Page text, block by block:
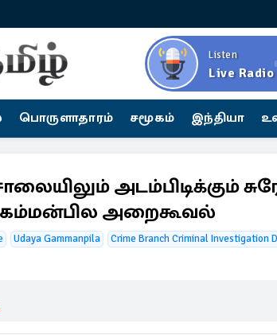
Listen
Live Radio
பொருளாதாரம் சமூகம் இந்தியா
அடம்பிடிக்கும்
கம்மன்பில அறைகூவல்
Udaya Gammanpila
Crime Branch Criminal Investigation